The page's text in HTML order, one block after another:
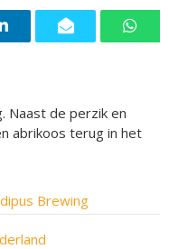
Naast de perzik en
abrikoos terug in het
Brewing